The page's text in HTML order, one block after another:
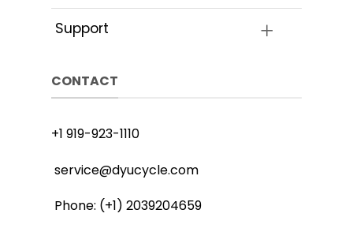
Support
CONTACT
+1 919-923-1110
service@dyucycle.com
Phone: (+1) 2039204659